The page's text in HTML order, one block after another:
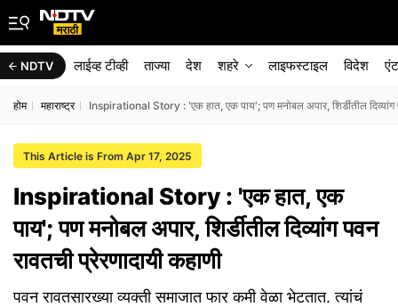
NDTV लाईव्ह टीव्ही ताज्या देश शहरे लाइफस्टाइल विदेश
होम महाराष्ट्र Inspirational Story : 'एक हात, एक पाय'; पण मनोबल अपार, शिर्डीतील दिव्यांग
This Article is From Apr 17, 2025
Inspirational Story : 'एक हात, एक
पाय'; पण मनोबल अपार, शिर्डीतील दिव्यांग पवन
रावतची प्रेरणादायी कहाणी
पवन रावतसारख्या व्यक्ती समाजात फार कमी वेळा भेटतात. त्यांचं